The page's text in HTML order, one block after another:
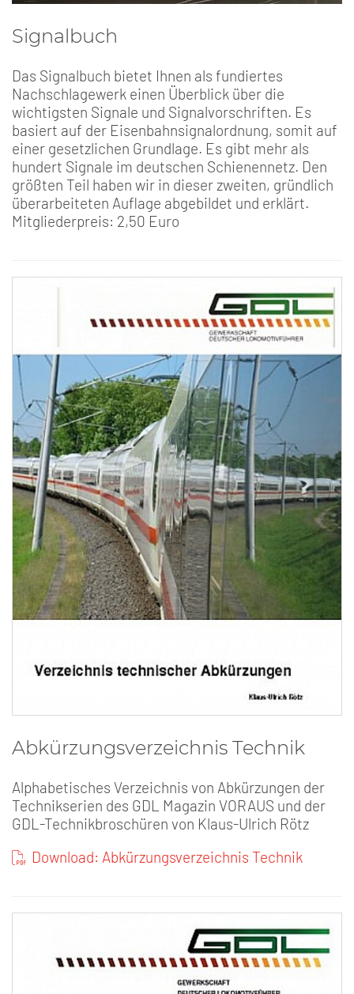
Signalbuch
Das Signalbuch bietet Ihnen als fundiertes
Nachschlagewerk einen Überblick über die
wichtigsten Signale und Signalvorschriften. Es
basiert auf der Eisenbahnsignalordnung, somit auf
einer gesetzlichen Grundlage. Es gibt mehr als
hundert Signale im deutschen Schienennetz. Den
größten Teil haben wir in dieser zweiten, gründlich
überarbeiteten Auflage abgebildet und erklärt.
Mitgliederpreis: 2,50 Euro
Abkürzungsverzeichnis Technik
Alphabetisches Verzeichnis von Abkürzungen der
Technikserien des GDL Magazin VORAUS und der
GDL-Technikbroschüren von Klaus-Ulrich Rötz
Download: Abkürzungsverzeichnis Technik